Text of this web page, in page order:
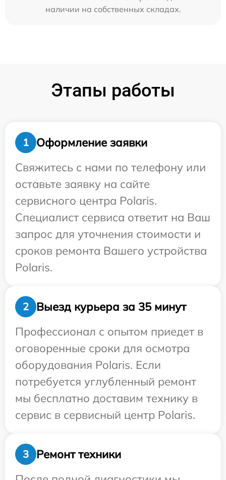
наличии на собственных складах.
Этапы работы
1
Оформление заявки
Свяжитесь с нами по телефону или
оставьте заявку на сайте
сервисного центра Polaris.
Специалист сервиса ответит на Ваш
запрос для уточнения стоимости и
сроков ремонта Вашего устройства
Polaris.
2
Выезд курьера за 35 минут
Профессионал с опытом приедет в
оговоренные сроки для осмотра
оборудования Polaris. Если
потребуется углубленный ремонт
мы бесплатно доставим технику в
сервис в сервисный центр Polaris.
3
Ремонт техники